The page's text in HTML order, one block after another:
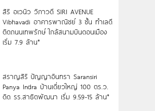
สิริ อเวนิว วิภาวดี SIRI AVENUE
Vibhavadi อาคารพาณิชย์ 3 ชั้น ทำเลดี
ติดถนนเทพรักษ์ ใกล้สนามบินดอนเมือง
เริ่ม 7.9 ล้าน*
สราญสิริ ปัญญาอินทรา Saransiri
Panya Indra บ้านเดี่ยวใหญ่ 100 ตร.ว.
ดิด รร.สาธิตพัฒนา เริ่ม 9.59-15 ล้าน*